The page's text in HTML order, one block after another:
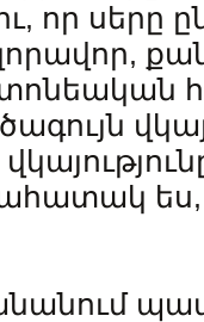
որ սերը